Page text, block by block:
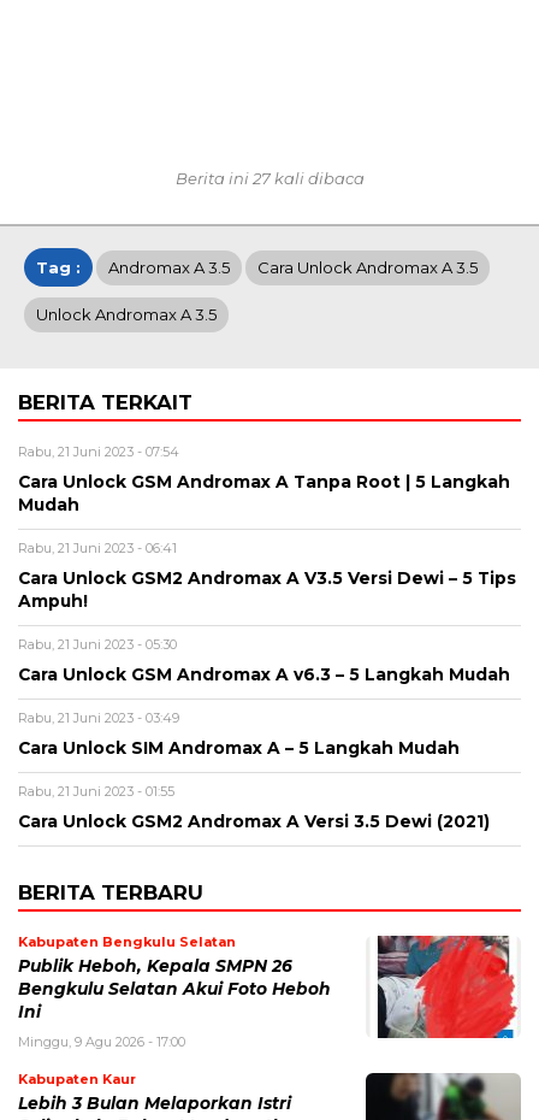
Berita ini 27 kali dibaca
Tag : Andromax A 3.5 Cara Unlock Andromax A 3.5
Unlock Andromax A 3.5
BERITA TERKAIT
Rabu, 21 Juni 2023 - 07:54
Cara Unlock GSM Andromax A Tanpa Root | 5 Langkah
Mudah
Rabu, 21 Juni 2023 - 06:41
Cara Unlock GSM2 Andromax A V3.5 Versi Dewi – 5 Tips
Ampuh!
Rabu, 21 Juni 2023 - 05:30
Cara Unlock GSM Andromax A v6.3 – 5 Langkah Mudah
Rabu, 21 Juni 2023 - 03:49
Cara Unlock SIM Andromax A – 5 Langkah Mudah
Rabu, 21 Juni 2023 - 01:55
Cara Unlock GSM2 Andromax A Versi 3.5 Dewi (2021)
BERITA TERBARU
Kabupaten Bengkulu Selatan
Publik Heboh, Kepala SMPN 26
Bengkulu Selatan Akui Foto Heboh
Ini
Minggu, 9 Agu 2026 - 17:00
Kabupaten Kaur
Lebih 3 Bulan Melaporkan Istri